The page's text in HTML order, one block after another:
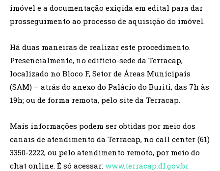
imóvel e a documentação exigida em edital para dar
prosseguimento ao processo de aquisição do imóvel.
Há duas maneiras de realizar este procedimento.
Presencialmente, no edifício-sede da Terracap,
localizado no Bloco F, Setor de Áreas Municipais
(SAM) – atrás do anexo do Palácio do Buriti, das 7h às
19h; ou de forma remota, pelo site da Terracap.
Mais informações podem ser obtidas por meio dos
canais de atendimento da Terracap, no call center (61)
3350-2222, ou pelo atendimento remoto, por meio do
chat online. É só acessar: www.terracap.df.gov.br